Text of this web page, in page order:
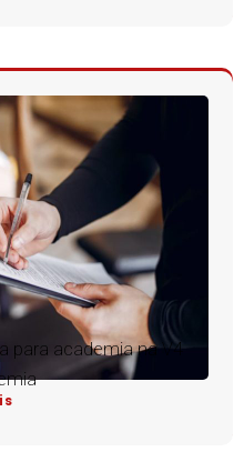
para academia na V4